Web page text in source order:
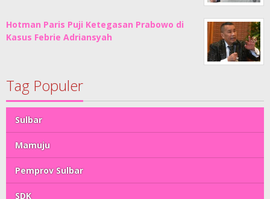
Hotman Paris Puji Ketegasan Prabowo di
Kasus Febrie Adriansyah
Tag Populer
Sulbar
Mamuju
Pemprov Sulbar
SDK